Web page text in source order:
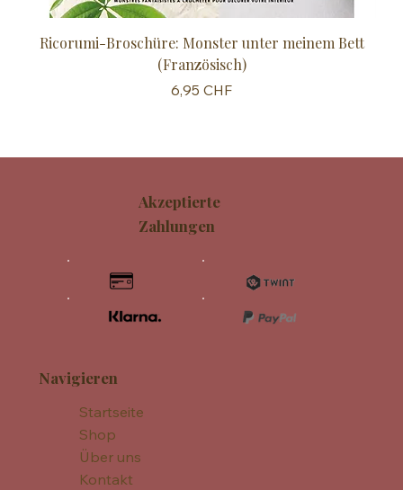
Ricorumi-Broschüre: Monster unter meinem Bett
(Französisch)
Preis
6,95 CHF
Navigieren
Startseite
Shop
Über uns
Kontakt
Akzeptierte
Zahlungen